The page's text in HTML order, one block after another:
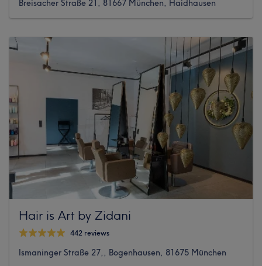
Breisacher Straße 21, 81667 München, Haidhausen
Hair is Art by Zidani
442 reviews
Ismaninger Straße 27,, Bogenhausen, 81675 München